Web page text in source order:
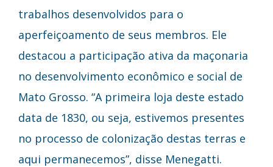
trabalhos desenvolvidos para o
aperfeiçoamento de seus membros. Ele
destacou a participação ativa da maçonaria
no desenvolvimento econômico e social de
Mato Grosso. “A primeira loja deste estado
data de 1830, ou seja, estivemos presentes
no processo de colonização destas terras e
aqui permanecemos”, disse Menegatti.